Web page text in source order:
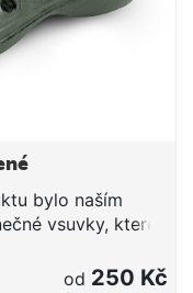
bylo naším
vsuvky, které
na maximální
nejen na rybách,
od 250 Kč